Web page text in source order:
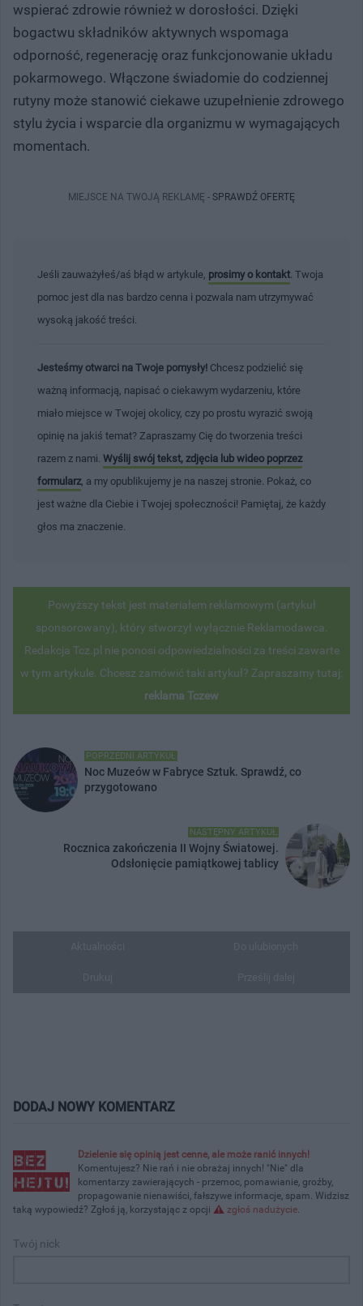
wspierać zdrowie również w dorosłości. Dzięki
bogactwu składników aktywnych wspomaga
odporność, regenerację oraz funkcjonowanie układu
pokarmowego. Włączone świadomie do codziennej
rutyny może stanowić ciekawe uzupełnienie zdrowego
stylu życia i wsparcie dla organizmu w wymagających
momentach.
MIEJSCE NA TWOJĄ REKLAMĘ - SPRAWDŹ OFERTĘ
Jeśli zauważyłeś/aś błąd w artykule, prosimy o kontakt . Twoja
pomoc jest dla nas bardzo cenna i pozwala nam utrzymywać
wysoką jakość treści.
Jesteśmy otwarci na Twoje pomysły! Chcesz podzielić się
ważną informacją, napisać o ciekawym wydarzeniu, które
miało miejsce w Twojej okolicy, czy po prostu wyrazić swoją
opinię na jakiś temat? Zapraszamy Cię do tworzenia treści
razem z nami. Wyślij swój tekst, zdjęcia lub wideo poprzez
formularz , a my opublikujemy je na naszej stronie. Pokaż, co
jest ważne dla Ciebie i Twojej społeczności! Pamiętaj, że każdy
głos ma znaczenie.
Powyższy tekst jest materiałem reklamowym (artykuł
sponsorowany), który stworzył wyłącznie Reklamodawca.
Redakcja Tcz.pl nie ponosi odpowiedzialności za treści zawarte
w tym artykule. Chcesz zamówić taki artykuł? Zapraszamy tutaj:
reklama Tczew
POPRZEDNI ARTYKUŁ
Noc Muzeów w Fabryce Sztuk. Sprawdź, co
przygotowano
NASTĘPNY ARTYKUŁ
Rocznica zakończenia II Wojny Światowej.
Odsłonięcie pamiątkowej tablicy
DODAJ NOWY KOMENTARZ
Dzielenie się opinią jest cenne, ale może ranić innych!
Komentujesz? Nie rań i nie obrażaj innych! "Nie" dla
komentarzy zawierających - przemoc, pomawianie, groźby,
propagowanie nienawiści, fałszywe informacje, spam. Widzisz
taką wypowiedź? Zgłoś ją, korzystając z opcji
zgłoś nadużycie
Twój nick